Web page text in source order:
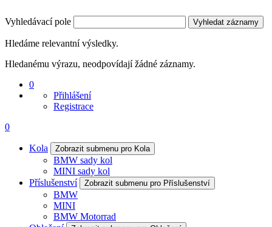
Vyhledávací pole Vyhledat záznamy
Hledáme relevantní výsledky.
Hledanému výrazu, neodpovídají žádné záznamy.
0
Přihlášení
Registrace
0
Kola Zobrazit submenu pro Kola
BMW sady kol
MINI sady kol
Příslušenství
Zobrazit submenu pro Příslušenství
BMW
MINI
BMW Motorrad